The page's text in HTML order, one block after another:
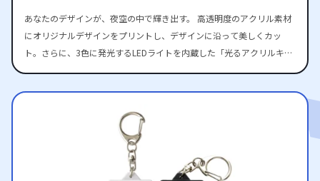
あなたのデザインが、夜空の中で輝き出す。 高透明度のアクリル素材
にオリジナルデザインをプリントし、デザインに沿って美しくカッ
ト。さらに、3色に発光するLEDライトを内蔵した「光るアクリルキー
ホルダー」です。暗い場所でも鮮やかに光り、デザインを一層引き立
ブ会場やイベントで光らせれば、ファン同士の一体感を演出できま
す。また、キーライトやペットのお散歩ライトとしても実用的で、日
取り付け可能。耐水性・耐久性にも優れているため、イベントや屋外